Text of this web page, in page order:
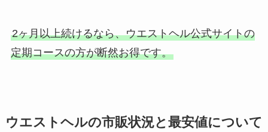
2ヶ月以上続けるなら、ウエストヘル公式サイトの
定期コースの方が断然お得です。
ウエストヘルの市販状況と最安値について